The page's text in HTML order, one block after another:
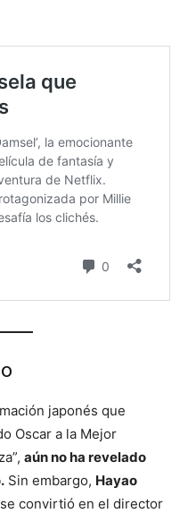
japonés que
Oscar a la Mejor
aún no ha revelado
Sin embargo, Hayao
convirtió en el director